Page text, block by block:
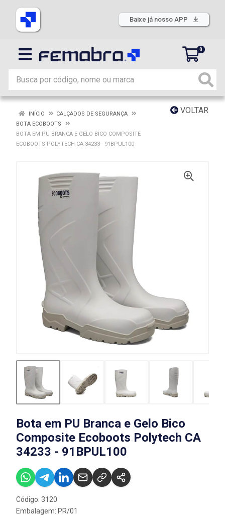
Baixe já nosso APP
0
VOLTAR
INÍCIO
CALÇADOS DE SEGURANÇA
BOTA ECOBOOTS
BOTA EM PU BRANCA E GELO BICO COMPOSITE
ECOBOOTS POLYTECH CA 34233 - 91BPUL100
Bota em PU Branca e Gelo Bico
Composite Ecoboots Polytech CA
34233 - 91BPUL100
Código: 3120
Embalagem: PR/01